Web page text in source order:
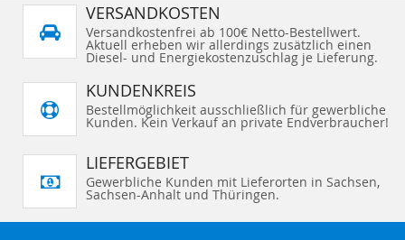
VERSANDKOSTEN
Versandkostenfrei ab 100€ Netto-Bestellwert.
Aktuell erheben wir allerdings zusätzlich einen
Diesel- und Energiekostenzuschlag je Lieferung.
KUNDENKREIS
Bestellmöglichkeit ausschließlich für gewerbliche
Kunden. Kein Verkauf an private Endverbraucher!
LIEFERGEBIET
Gewerbliche Kunden mit Lieferorten in Sachsen,
Sachsen-Anhalt und Thüringen.